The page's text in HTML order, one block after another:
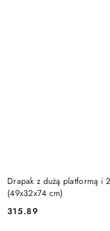
Drapak z dużą platformą i
(49x32x74 cm)
Cena:
315.89